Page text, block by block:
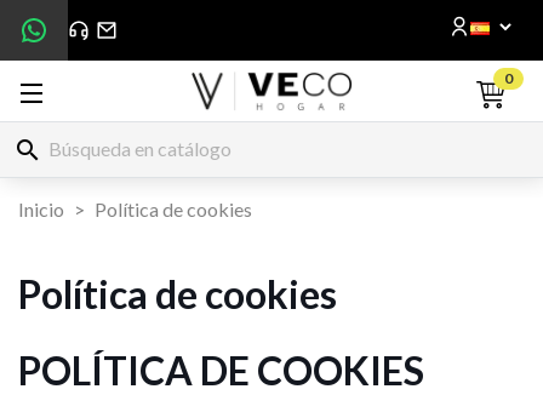
0
search
Inicio Política de cookies
Política de cookies
POLÍTICA DE COOKIES